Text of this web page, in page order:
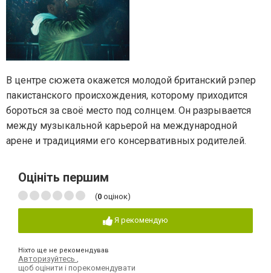
В центре сюжета окажется молодой британский рэпер
пакистанского происхождения, которому приходится
бороться за своё место под солнцем. Он разрывается
между музыкальной карьерой на международной
арене и традициями его консервативных родителей.
Оцініть першим
(0 оцінок)
Я рекомендую
Ніхто ще не рекомендував
Авторизуйтесь
щоб оцінити і порекомендувати